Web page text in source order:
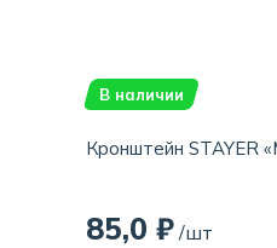
В наличии
Кронштейн STAYER
85,0 ₽ /шт